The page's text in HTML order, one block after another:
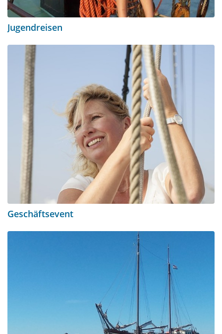
Jugendreisen
Geschäftsevent